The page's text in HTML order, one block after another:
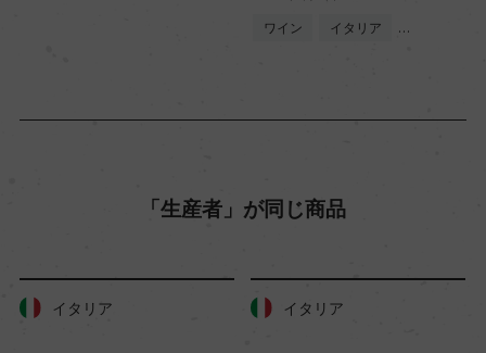
ワイン イタリア …
「生産者」が同じ商品
イタリア イタリア